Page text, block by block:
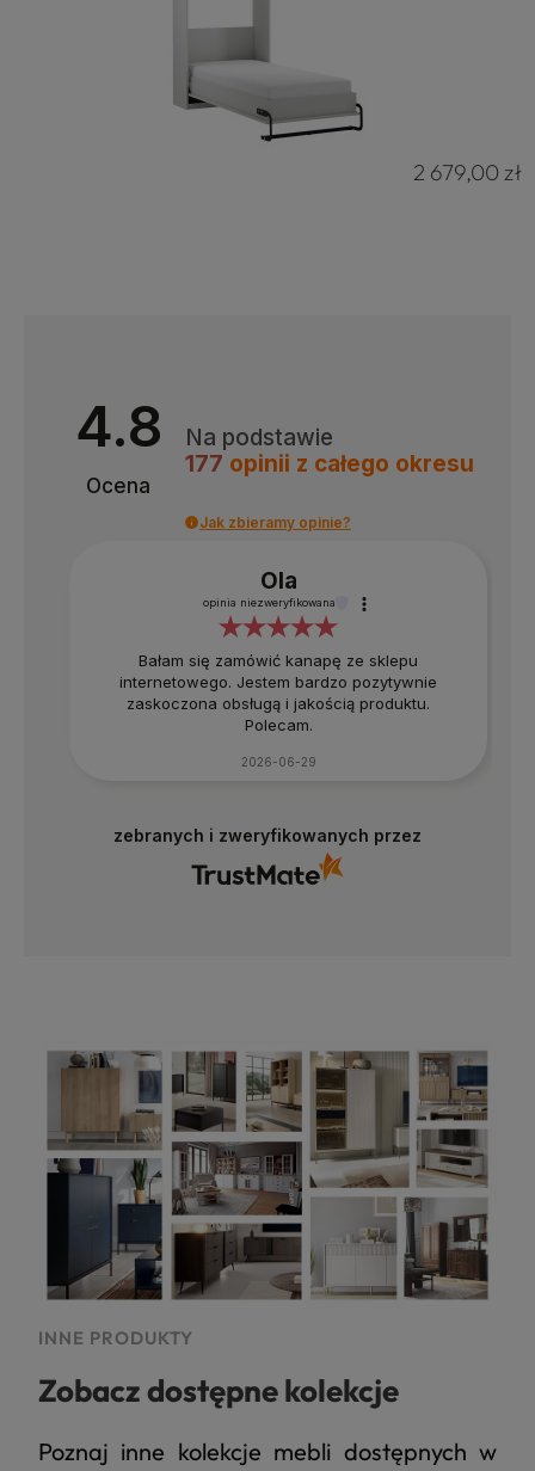
2 679,00 zł
4.8
Ocena
Na podstawie
177 opinii z całego okresu
Jak zbieramy opinie?
Ola
opinia niezweryfikowana
Bałam się zamówić kanapę ze sklepu
internetowego. Jestem bardzo pozytywnie
zaskoczona obsługą i jakością produktu.
Polecam.
2026-06-29
zebranych i zweryfikowanych przez
INNE PRODUKTY
Zobacz dostępne kolekcje
Poznaj inne kolekcje mebli dostępnych w
4.8
177 opinii z całego okresu